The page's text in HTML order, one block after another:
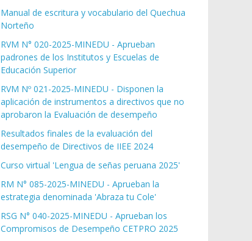
Manual de escritura y vocabulario del Quechua
Norteño
RVM N° 020-2025-MINEDU - Aprueban
padrones de los Institutos y Escuelas de
Educación Superior
RVM Nº 021-2025-MINEDU - Disponen la
aplicación de instrumentos a directivos que no
aprobaron la Evaluación de desempeño
Resultados finales de la evaluación del
desempeño de Directivos de IIEE 2024
Curso virtual 'Lengua de señas peruana 2025'
RM N° 085-2025-MINEDU - Aprueban la
estrategia denominada 'Abraza tu Cole'
RSG N° 040-2025-MINEDU - Aprueban los
Compromisos de Desempeño CETPRO 2025